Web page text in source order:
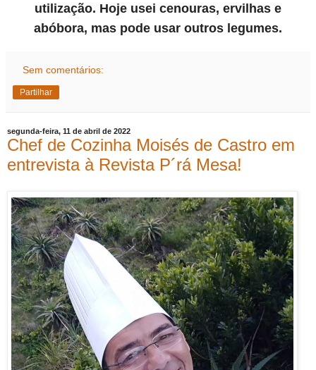
utilização. Hoje usei cenouras, ervilhas e
abóbora, mas pode usar outros legumes.
Sem comentários:
Partilhar
segunda-feira, 11 de abril de 2022
Chef de Cozinha Moisés de Castro em
entrevista à Revista P´rá Mesa!